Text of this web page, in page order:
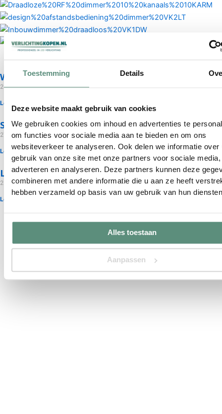
Toestemming Details
Deze website maakt gebruik van cookies
We gebruiken cookies om inhoud en advertenties te
om functies voor sociale media aan te bieden en om ons
websiteverkeer te analyseren. Ook delen we informatie over
gebruik van onze site met onze partners voor sociale media,
adverteren en analyseren. Deze partners kunnen deze
combineren met andere informatie die u aan ze heeft
hebben verzameld op basis van uw gebruik van hun
Alles toestaan
Aanpassen
Welke bewegingsmelder of sensor heb ik nodig?
28 april 2024
Lees verder »
Schakelaar vervangen door bewegings melder /
27 mei 2015
Lees verder »
LED Dimmer Draadloos 12V 230V
25 oktober 2019
Lees verder »